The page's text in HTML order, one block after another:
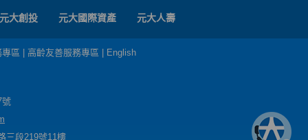
元大創投 元大國際資產 元大人壽
區 高齡友善服務專區 English
號
三段219號11樓